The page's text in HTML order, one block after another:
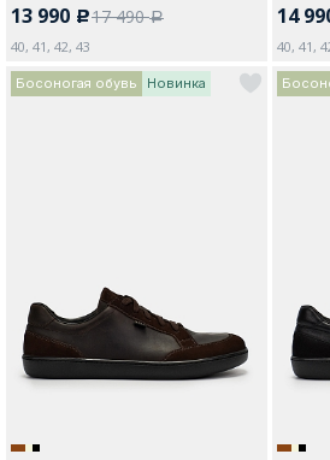
13 990 c17 490a
40, 41, 42, 43
14
40, 41,
Босоногая обувь Новинка